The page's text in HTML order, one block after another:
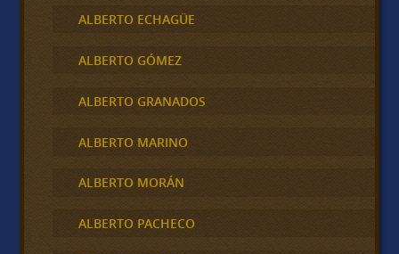
ALBERTO ECHAGÜE
ALBERTO GÓMEZ
ALBERTO GRANADOS
ALBERTO MARINO
ALBERTO MORÁN
ALBERTO PACHECO